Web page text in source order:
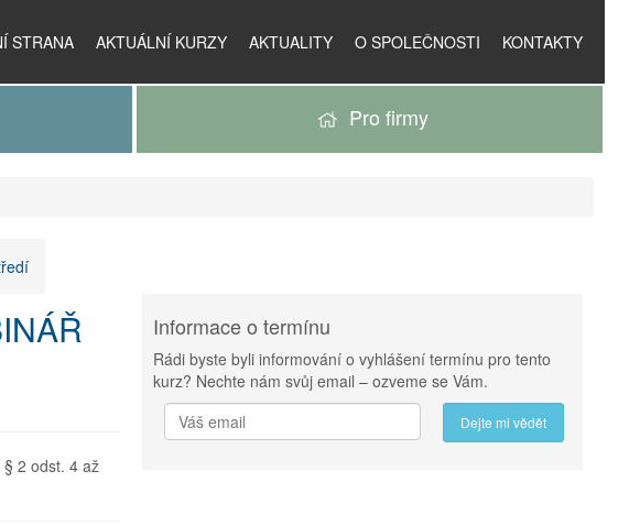
STRANA AKTUÁLNÍ KURZY AKTUALITY O SPOLEČNOSTI KONTAKTY
Pro firmy
2 odst. 4 až
Informace o termínu
Rádi byste byli informování o vyhlášení termínu pro tento
kurz? Nechte nám svůj email – ozveme se Vám.
Dejte mi vědět